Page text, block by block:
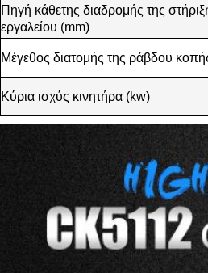
Πηγή κάθετης διαδρομής της
εργαλείου (mm)
Μέγεθος διατομής της ράβδου
Κύρια ισχύς κινητήρα (kw)